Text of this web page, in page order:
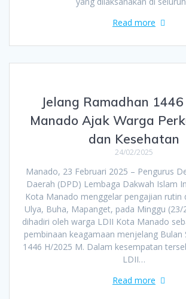
Read more
Jelang Ramadhan 1446
Manado Ajak Warga
dan Kesehatan
24/02/2025
Manado, 23 Februari 2025 – Pengurus
Daerah (DPD) Lembaga Dakwah Islam
Kota Manado menggelar pengajian rutin
Ulya, Buha, Mapanget, pada Minggu (23/
dihadiri oleh warga LDII Kota Manado
pembinaan keagamaan menjelang Bulan
1446 H/2025 M. Dalam kesempatan
LDII…
Read more